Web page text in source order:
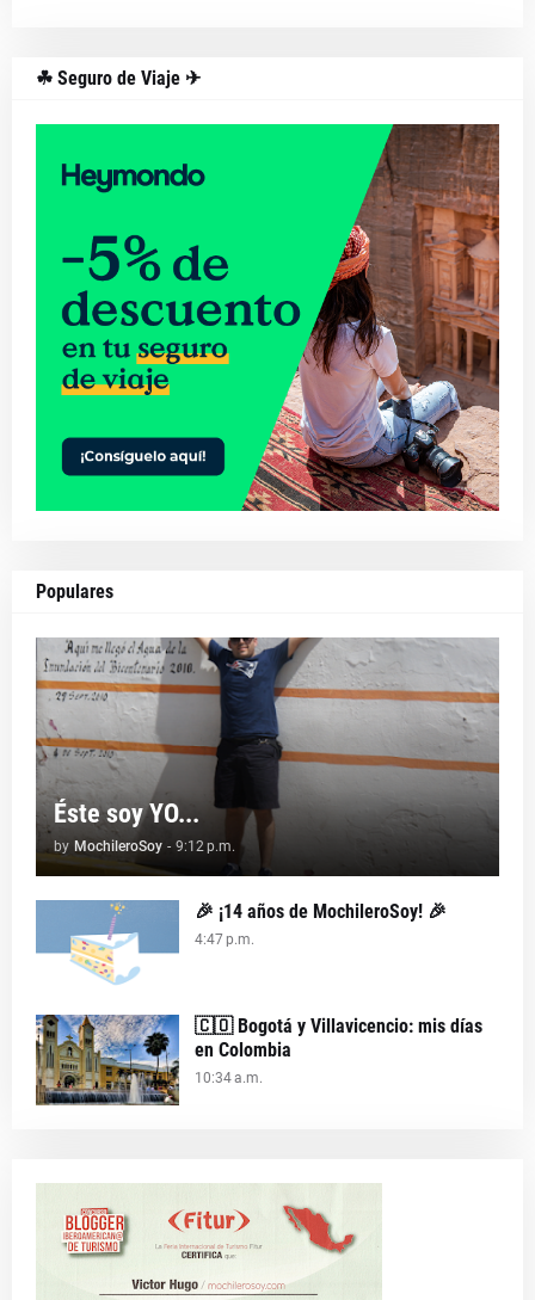
☘ Seguro de Viaje ✈
Populares
Éste soy YO...
by MochileroSoy - 9:12 p.m.
🎉 ¡14 años de MochileroSoy! 🎉
4:47 p.m.
🇨🇴 Bogotá y Villavicencio: mis días
en Colombia
10:34 a.m.